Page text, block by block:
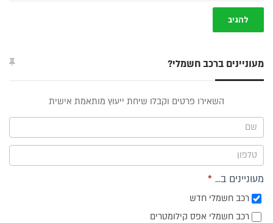
מעוניינים ברכב חשמלי?
תפריט
צד
השאירו פרטים וקבלו שיחת ייעוץ מותאמת אישית
מעוניינים ב... *
רכב חשמלי חדש
רכב חשמלי אפס קילומטרים